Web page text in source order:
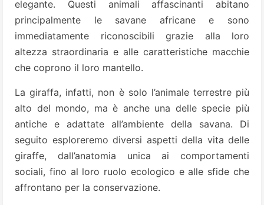
elegante. Questi animali affascinanti abitano
principalmente le savane africane e sono
immediatamente riconoscibili grazie alla loro
altezza straordinaria e alle caratteristiche macchie
che coprono il loro mantello.
La giraffa, infatti, non è solo l’animale terrestre più
alto del mondo, ma è anche una delle specie più
antiche e adattate all’ambiente della savana. Di
seguito esploreremo diversi aspetti della vita delle
giraffe, dall’anatomia unica ai comportamenti
sociali, fino al loro ruolo ecologico e alle sfide che
affrontano per la conservazione.